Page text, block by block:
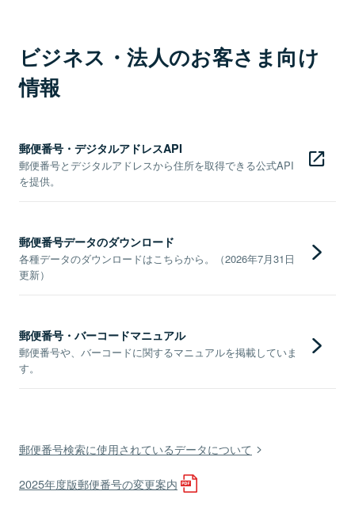
ビジネス・法人のお客さま向け
情報
郵便番号・デジタルアドレスAPI
郵便番号とデジタルアドレスから住所を取得できる公式API
を提供。
郵便番号データのダウンロード
各種データのダウンロードはこちらから。（2026年7月31日
更新）
郵便番号・バーコードマニュアル
郵便番号や、バーコードに関するマニュアルを掲載していま
す。
郵便番号検索に使用されているデータについて
2025年度版郵便番号の変更案内